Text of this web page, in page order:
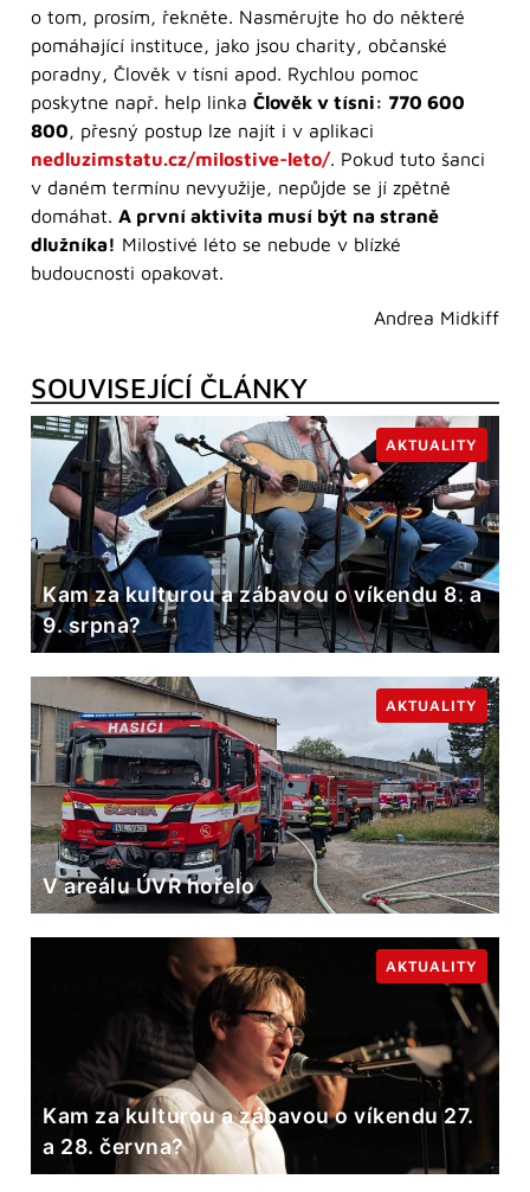
o tom, prosím, řekněte. Nasměrujte ho do některé
pomáhající instituce, jako jsou charity, občanské
poradny, Člověk v tísni apod. Rychlou pomoc
poskytne např. help linka Člověk v tísni: 770 600
800, přesný postup lze najít i v aplikaci
nedluzimstatu.cz/milostive-leto/. Pokud tuto šanci
v daném termínu nevyužije, nepůjde se jí zpětně
domáhat. A první aktivita musí být na straně
dlužníka! Milostivé léto se nebude v blízké
budoucnosti opakovat.
Andrea Midkiff
SOUVISEJÍCÍ ČLÁNKY
Kam za kulturou a zábavou o víkendu 8. a
9. srpna?
AKTUALITY
V areálu ÚVR hořelo
AKTUALITY
Kam za kulturou a zábavou o víkendu 27.
a 28. června?
AKTUALITY